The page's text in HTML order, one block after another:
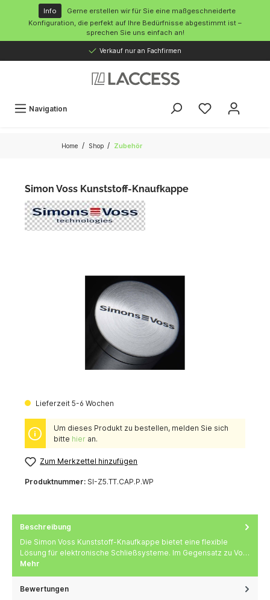
springen
Info
Gerne erstellen wir für Sie eine maßgeschneiderte
Konfiguration, die perfekt auf Ihre Bedürfnisse abgestimmt ist –
sprechen Sie uns einfach an!
Verkauf nur an Fachfirmen
Navigation
Home / Shop / Zubehör
Simon Voss Kunststoff-Knaufkappe
Lieferzeit 5-6 Wochen
Um dieses Produkt zu bestellen, melden Sie sich
bitte hieran.
Zum Merkzettel hinzufügen
Produktnummer: SI-Z5.TT.CAP.P.WP
Beschreibung
Die Simon Voss Kunststoff-Knaufkappe bietet eine flexible
Lösung für elektronische Schließsysteme. Im Gegensatz zu Vo…
Mehr
Bewertungen